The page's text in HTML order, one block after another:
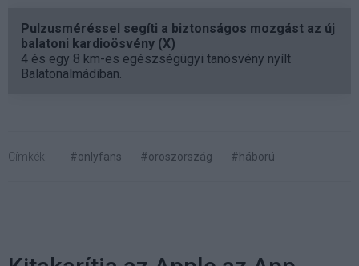
Pulzusméréssel segíti a biztonságos mozgást az új
balatoni kardioösvény (X)
4 és egy 8 km-es egészségügyi tanösvény nyílt
Balatonalmádiban.
Címkék: #onlyfans #oroszország #háború